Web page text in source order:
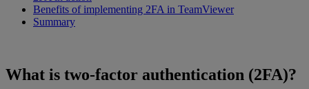
Benefits of implementing 2FA in TeamViewer
Summary
What is two-factor authentication (2FA)?